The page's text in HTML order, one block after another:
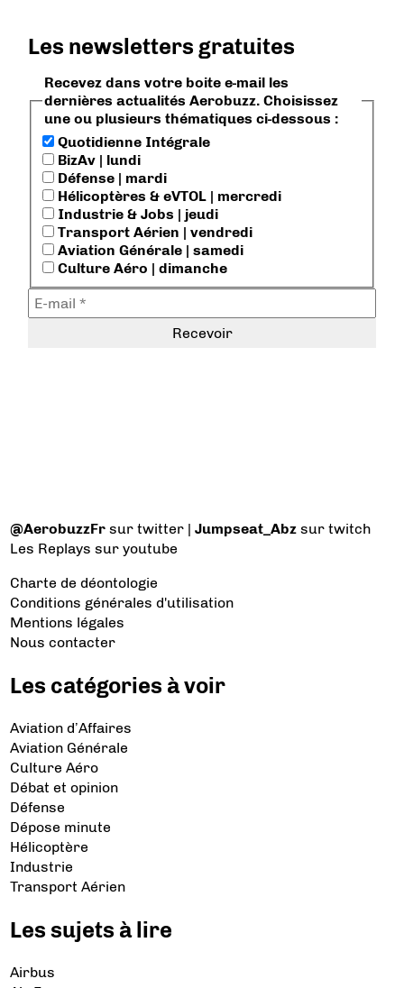
Les newsletters gratuites
Recevez dans votre boite e-mail les
dernières actualités Aerobuzz. Choisissez
une ou plusieurs thématiques ci-dessous :
Quotidienne Intégrale
BizAv | lundi
Défense | mardi
Hélicoptères & eVTOL | mercredi
Industrie & Jobs | jeudi
Transport Aérien | vendredi
Aviation Générale | samedi
Culture Aéro | dimanche
@AerobuzzFr sur twitter |Jumpseat_Abz sur twitch
Les Replays sur youtube
Charte de déontologie
Conditions générales d'utilisation
Mentions légales
Nous contacter
Les catégories à voir
Aviation d’Affaires
Aviation Générale
Culture Aéro
Débat et opinion
Défense
Dépose minute
Hélicoptère
Industrie
Transport Aérien
Les sujets à lire
Airbus